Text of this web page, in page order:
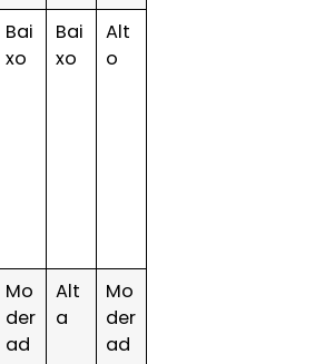
Bai
xo
Bai
xo
Alt
o
Mo
der
ad
Alt
a
Mo
der
ad